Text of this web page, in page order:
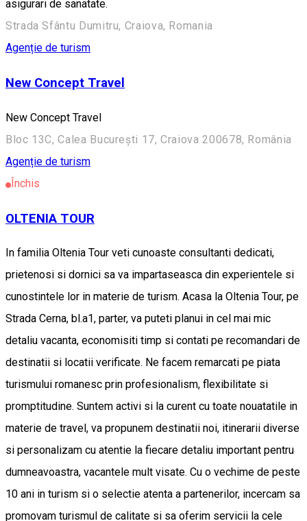
asigurari de sanatate.
Strada Sfântu Dumitru, Craiova, Romania
Agenție de turism
New Concept Travel
New Concept Travel
Bloc 13C, Calea București 17, Craiova 200678, România
Agenție de turism
Închis
OLTENIA TOUR
In familia Oltenia Tour veti cunoaste consultanti dedicati,
prietenosi si dornici sa va impartaseasca din experientele si
cunostintele lor in materie de turism. Acasa la Oltenia Tour, pe
Strada Cerna, bl.a1, parter, va puteti planui in cel mai mic
detaliu vacanta, economisiti timp si contati pe recomandari de
destinatii si locatii verificate. Ne facem remarcati pe piata
turismului romanesc prin profesionalism, flexibilitate si
promptitudine. Suntem activi si la curent cu toate nouatatile in
materie de travel, va propunem destinatii noi, itinerarii diverse
si personalizam cu atentie la fiecare detaliu important pentru
dumneavoastra, vacantele mult visate. Cu o vechime de peste
10 ani in turism si o selectie atenta a partenerilor, incercam sa
promovam turismul de calitate si sa oferim servicii la cele